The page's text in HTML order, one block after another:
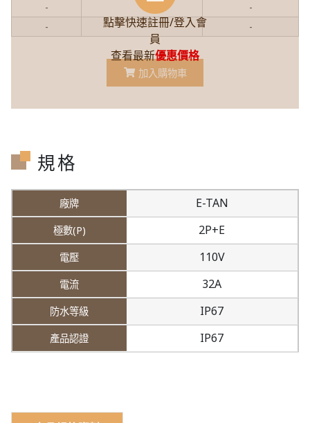
點擊快速註冊/登入會
員
查看最新優惠價格
-
-
-
-
- -
加入購物車
規格
E-TAN
2P+E
110V
32A
IP67
IP67